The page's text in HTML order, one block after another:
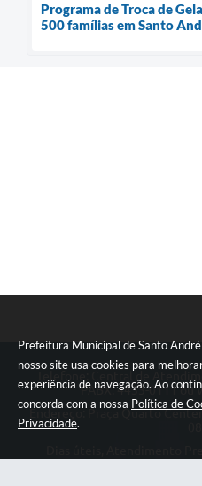
Prefeitura Municipal de Santo
nosso site usa cookies para
experiência de navegação. Ao
concorda com a nossa Política de
Privacidade.
Programa de Troca de
500 famílias em Santo
Telefone: Central de
PABX: 4433-0111 ou
Endereço: Praça Quarto
Dias úteis, Atendimento